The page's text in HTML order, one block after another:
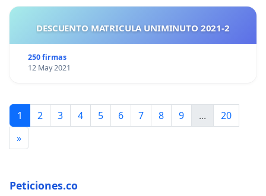
DESCUENTO MATRICULA UNIMINUTO 2021-2
250 firmas
12 May 2021
1 2 3 4 5 6 7 8 9 ...
20
»
Peticiones.co